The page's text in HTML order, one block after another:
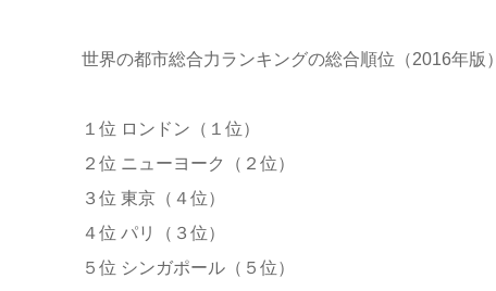
世界の都市総合力ランキングの総合順位（2016年版）
１位 ロンドン（１位）
２位 ニューヨーク（２位）
３位 東京（４位）
４位 パリ（３位）
５位 シンガポール（５位）